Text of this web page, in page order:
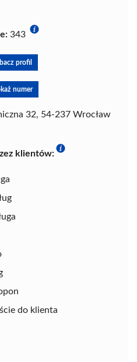
343
profil
numer
32, 54-237 Wrocław
klientów:
do klienta